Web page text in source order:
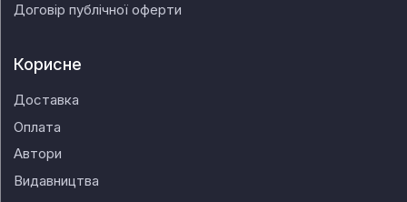
Договір публічної оферти
Корисне
Доставка
Оплата
Автори
Видавництва